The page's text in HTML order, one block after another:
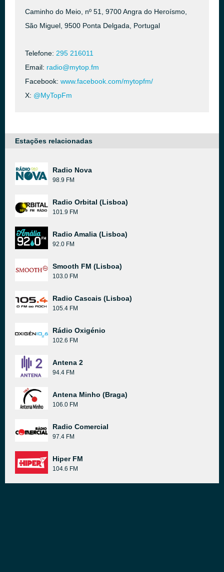
Caminho do Meio, nº 51, 9700 Angra do Heroísmo,
São Miguel, 9500 Ponta Delgada, Portugal
Telefone: 295 216011
Email: radio@mytop.fm
Facebook: www.facebook.com/mytopfm/
X: @MyTopFm
Estações relacionadas
Radio Nova
98.9 FM
Radio Orbital (Lisboa)
101.9 FM
Radio Amalia (Lisboa)
92.0 FM
Smooth FM (Lisboa)
103.0 FM
Radio Cascais (Lisboa)
105.4 FM
Rádio Oxigénio
102.6 FM
Antena 2
94.4 FM
Antena Minho (Braga)
106.0 FM
Radio Comercial
97.4 FM
Hiper FM
104.6 FM